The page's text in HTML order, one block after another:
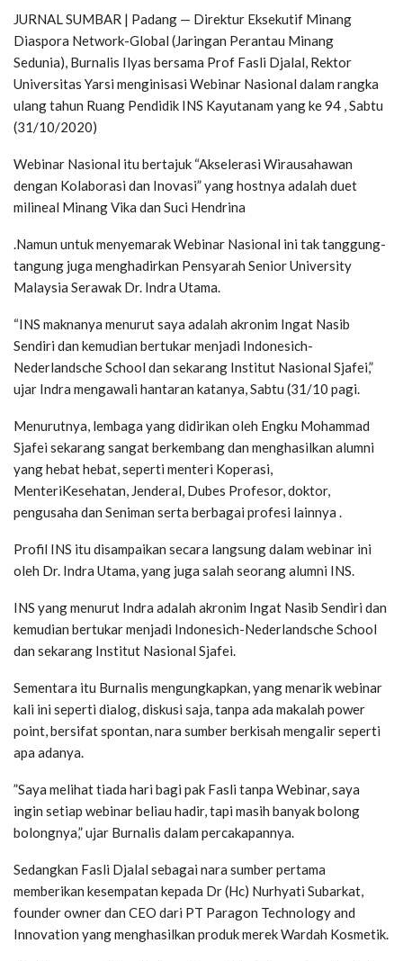
JURNAL SUMBAR | Padang — Direktur Eksekutif Minang
Diaspora Network-Global (Jaringan Perantau Minang
Sedunia), Burnalis Ilyas bersama Prof Fasli Djalal, Rektor
Universitas Yarsi menginisasi Webinar Nasional dalam rangka
ulang tahun Ruang Pendidik INS Kayutanam yang ke 94 , Sabtu
(31/10/2020)
Webinar Nasional itu bertajuk “Akselerasi Wirausahawan
dengan Kolaborasi dan Inovasi” yang hostnya adalah duet
milineal Minang Vika dan Suci Hendrina
.Namun untuk menyemarak Webinar Nasional ini tak tanggung-
tangung juga menghadirkan Pensyarah Senior University
Malaysia Serawak Dr. Indra Utama.
“INS maknanya menurut saya adalah akronim Ingat Nasib
Sendiri dan kemudian bertukar menjadi Indonesich-
Nederlandsche School dan sekarang Institut Nasional Sjafei,”
ujar Indra mengawali hantaran katanya, Sabtu (31/10 pagi.
Menurutnya, lembaga yang didirikan oleh Engku Mohammad
Sjafei sekarang sangat berkembang dan menghasilkan alumni
yang hebat hebat, seperti menteri Koperasi,
MenteriKesehatan, Jenderal, Dubes Profesor, doktor,
pengusaha dan Seniman serta berbagai profesi lainnya .
Profil INS itu disampaikan secara langsung dalam webinar ini
oleh Dr. Indra Utama, yang juga salah seorang alumni INS.
INS yang menurut Indra adalah akronim Ingat Nasib Sendiri dan
kemudian bertukar menjadi Indonesich-Nederlandsche School
dan sekarang Institut Nasional Sjafei.
Sementara itu Burnalis mengungkapkan, yang menarik webinar
kali ini seperti dialog, diskusi saja, tanpa ada makalah power
point, bersifat spontan, nara sumber berkisah mengalir seperti
apa adanya.
”Saya melihat tiada hari bagi pak Fasli tanpa Webinar, saya
ingin setiap webinar beliau hadir, tapi masih banyak bolong
bolongnya,” ujar Burnalis dalam percakapannya.
Sedangkan Fasli Djalal sebagai nara sumber pertama
memberikan kesempatan kepada Dr (Hc) Nurhyati Subarkat,
founder owner dan CEO dari PT Paragon Technology and
Innovation yang menghasilkan produk merek Wardah Kosmetik.